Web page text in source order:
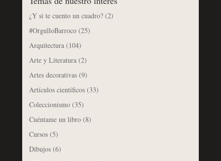
¿Y si te cuento un cuadro?(2)
#OrgulloBarroco(25)
Arquitectura(104)
Arte y Literatura(2)
Artes decorativas(9)
Artículos científicos(33)
Coleccionismo(35)
Cuéntame un libro(8)
Cursos(5)
Dibujos(6)